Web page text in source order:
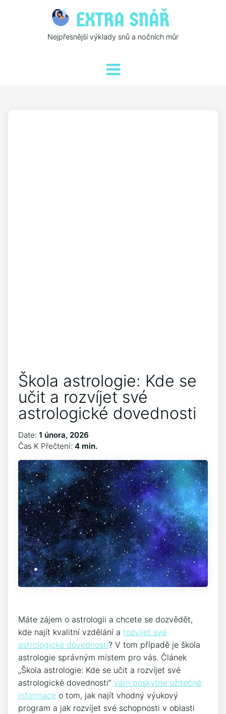
Nejpřesnější výklady snů a nočních můr
Škola astrologie: Kde se
učit a rozvíjet své
astrologické dovednosti
Date: 1 února, 2026
Čas K Přečtení: 4 min.
Máte zájem o astrologii a chcete se dozvědět,
kde najít kvalitní vzdělání a rozvíjet své
astrologické dovednosti? V tom případě je škola
astrologie správným místem pro vás. Článek
„Škola astrologie: Kde se učit a rozvíjet své
astrologické dovednosti“ vám poskytne užitečné
informace o tom, jak najít vhodný výukový
program a jak rozvíjet své schopnosti v oblasti